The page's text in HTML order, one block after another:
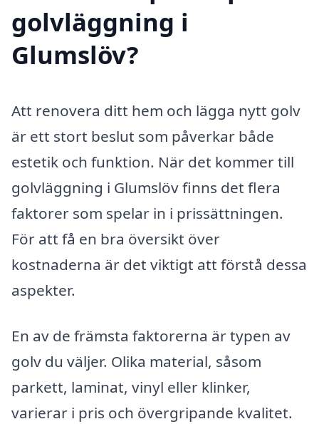
golvläggning i
Glumslöv?
Att renovera ditt hem och lägga nytt golv
är ett stort beslut som påverkar både
estetik och funktion. När det kommer till
golvläggning i Glumslöv finns det flera
faktorer som spelar in i prissättningen.
För att få en bra översikt över
kostnaderna är det viktigt att förstå dessa
aspekter.
En av de främsta faktorerna är typen av
golv du väljer. Olika material, såsom
parkett, laminat, vinyl eller klinker,
varierar i pris och övergripande kvalitet.